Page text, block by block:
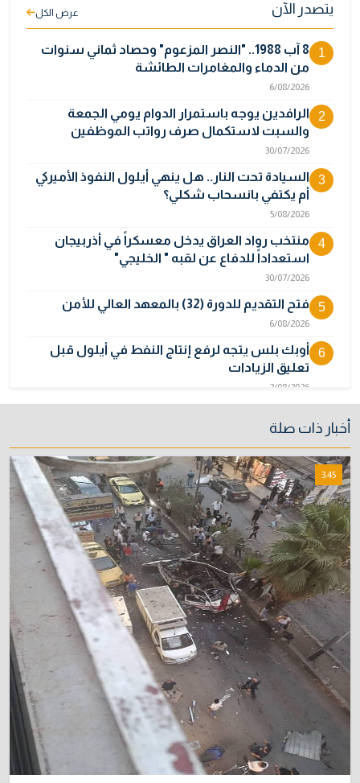
يتصدر الآن عرض الكل
1
8 آب 1988.. "النصر المزعوم" وحصاد ثماني سنوات
من الدماء والمغامرات الطائشة
6/08/2026
2
الرافدين يوجه باستمرار الدوام يومي الجمعة
والسبت لاستكمال صرف رواتب الموظفين
30/07/2026
3
السيادة تحت النار.. هل ينهي أيلول النفوذ الأميركي
أم يكتفي بانسحاب شكلي؟
5/08/2026
4
منتخب رواد العراق يدخل معسكراً في أذربيجان
استعداداً للدفاع عن لقبه " الخليجي"
30/07/2026
5 فتح التقديم للدورة (32) بالمعهد العالي للأمن
6/08/2026
6
أوبك بلس يتجه لرفع إنتاج النفط في أيلول قبل
تعليق الزيادات
2/08/2026
تبرئ العراق وتكشف جهة انطلاق المسيرات
5/08/2026
8 المالية تدرس 3 خيارات لتجاوز أزمة رواتب الموظفين
3/08/2026
9
مصر تكذب رواية "وول ستريت جورنال" وتنفي
رسمياً اتهام إيران بحادث ميناء دمياط
31/07/2026
10
إتلاف أكثر من 106 كغم مخدرات و22 ألف قرص في
بغداد
31/07/2026
أخبار ذات صلة
3:45